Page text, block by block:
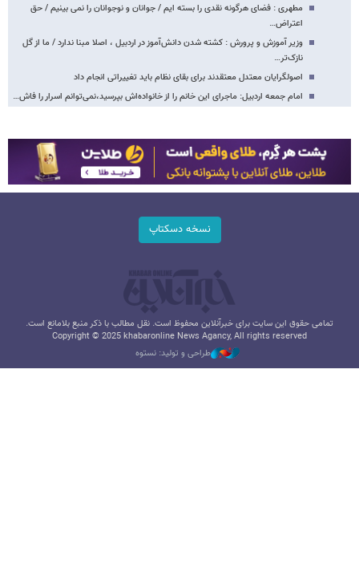
مطهری : فضای هرگونه نقدی را بسته ایم / جوانان و نوجوانان را نمی بینیم / حق
اعتراض…
وزیر آموزش و پرورش : کشته شدن دانش‌آموز در اردبیل ، اصلا مبنا ندارد / ما از گل
نازک‌تر…
اصولگرایان معتدل معتقدند برای بقای نظام باید تغییراتی انجام داد
امام جمعه اردبیل: ماجرای این خانم را از خانواده‌اش بپرسید،نمی‌توانم اسرار را فاش…
نسخه دسکتاپ
تمامی حقوق این سایت برای خبرآنلاین محفوظ است. نقل مطالب با ذکر منبع بلامانع است.
Copyright © 2025 khabaronline News Agancy, All rights reserved
طراحی و تولید: نستوه